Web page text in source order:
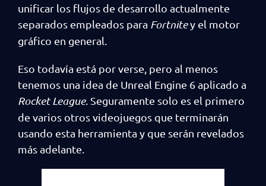
unificar los flujos de desarrollo actualmente
separados empleados para Fortnitey el motor
gráfico en general.
Eso todavía está por verse, pero al menos
tenemos una idea de Unreal Engine 6 aplicado a
Rocket League. Seguramente solo es el primero
de varios otros videojuegos que terminarán
usando esta herramienta y que serán revelados
más adelante.